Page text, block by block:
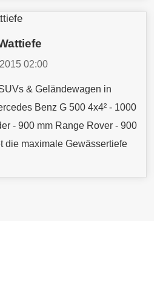
02:00
& Geländewagen in
Benz G 500 4x4² - 1000
- 900 mm Range Rover - 900
die maximale Gewässertiefe